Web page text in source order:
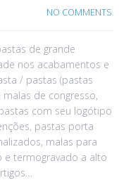
NO COMMENTS
de grande
nos acabamentos e
/ pastas (pastas
de congresso,
com seu logótipo
pastas porta
malas para
e termogravado a alto